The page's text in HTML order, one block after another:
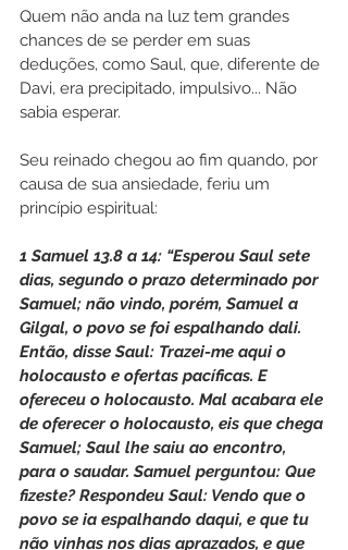
Quem não anda na luz tem grandes
chances de se perder em suas
deduções, como Saul, que, diferente de
Davi, era precipitado, impulsivo... Não
sabia esperar.
Seu reinado chegou ao fim quando, por
causa de sua ansiedade, feriu um
princípio espiritual:
1 Samuel 13.8 a 14: “Esperou Saul sete
dias, segundo o prazo determinado por
Samuel; não vindo, porém, Samuel a
Gilgal, o povo se foi espalhando dali.
Então, disse Saul: Trazei-me aqui o
holocausto e ofertas pacíficas. E
ofereceu o holocausto. Mal acabara ele
de oferecer o holocausto, eis que chega
Samuel; Saul lhe saiu ao encontro,
para o saudar. Samuel perguntou: Que
fizeste? Respondeu Saul: Vendo que o
povo se ia espalhando daqui, e que tu
não vinhas nos dias aprazados, e que